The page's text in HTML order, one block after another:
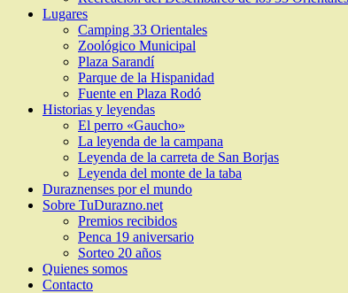
Lugares
Camping 33 Orientales
Zoológico Municipal
Plaza Sarandí
Parque de la Hispanidad
Fuente en Plaza Rodó
Historias y leyendas
El perro «Gaucho»
La leyenda de la campana
Leyenda de la carreta de San Borjas
Leyenda del monte de la taba
Duraznenses por el mundo
Sobre TuDurazno.net
Premios recibidos
Penca 19 aniversario
Sorteo 20 años
Quienes somos
Contacto